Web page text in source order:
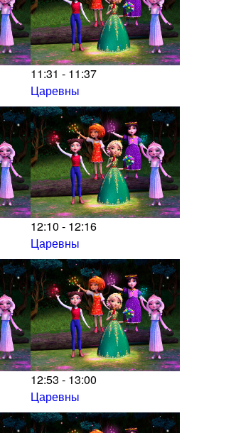
11:31 - 11:37
Царевны
12:10 - 12:16
Царевны
12:53 - 13:00
Царевны